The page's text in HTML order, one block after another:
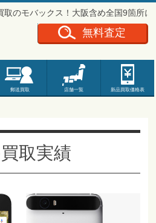
取のモバックス！大阪含め全国9箇所に
郵送買取 店舗一覧 新品買取価格表
無料査定
取実績